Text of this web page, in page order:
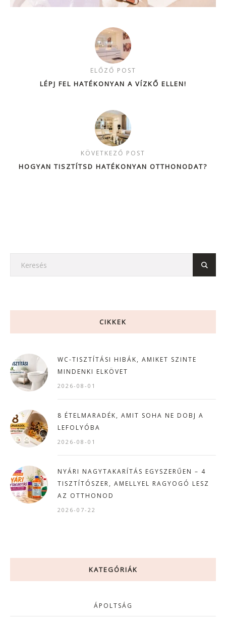
ELŐZŐ POST
LÉPJ FEL HATÉKONYAN A VÍZKŐ ELLEN!
KÖVETKEZŐ POST
HOGYAN TISZTÍTSD HATÉKONYAN OTTHONODAT?
CIKKEK
WC-TISZTÍTÁSI HIBÁK, AMIKET SZINTE
MINDENKI ELKÖVET
2026-08-01
8 ÉTELMARADÉK, AMIT SOHA NE DOBJ A
LEFOLYÓBA
2026-08-01
NYÁRI NAGYTAKARÍTÁS EGYSZERŰEN – 4
TISZTÍTÓSZER, AMELLYEL RAGYOGÓ LESZ
AZ OTTHONOD
2026-07-22
KATEGÓRIÁK
ÁPOLTSÁG